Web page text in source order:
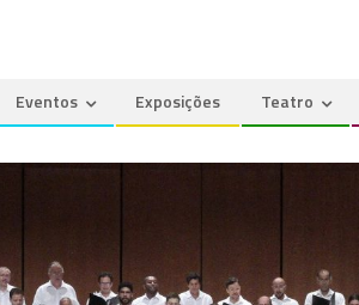
Eventos Exposições Teatro